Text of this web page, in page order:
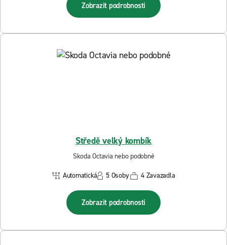
Zobrazit podrobnosti
Středě velký kombík
Skoda Octavia nebo podobné
Automatická
5 Osoby 4 Zavazadla
Zobrazit podrobnosti